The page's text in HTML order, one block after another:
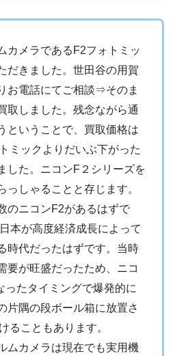
カメラであるF2フォトミッ
だきました。世田谷の用賀
お電話にてご相談⇒そのま
取しました。残念ながら通
ということで、買取価格は
ミックよりだいぶ下がった
した。ニコンF２シリーズを
っしゃることと存じます。
のニコンF2があるはずで
本が高度経済成長によって
時代だったはずです。当時
要が旺盛だったため、ニコ
ったタイミングで爆発的に
片隅の段ボール箱に放置さ
ることもあります。
ムカメラは現在でも実用機